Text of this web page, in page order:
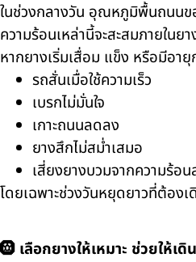
ในช่วงกลางวัน อุณหภูมิพื้นถนนขอ
ความร้อนเหล่านี้จะสะสมภายใน
หากยางเริ่มเสื่อม แข็ง หรือมีอา
รถสั่นเมื่อใช้ความเร็ว
เบรกไม่มั่นใจ
เกาะถนนลดลง
ยางสึกไม่สม่ำเสมอ
เสี่ยงยางบวมจากความร้อน
โดยเฉพาะช่วงวันหยุดยาวที่ต้อง
🛞 เลือกยางให้เหมาะ ช่วยให้เ